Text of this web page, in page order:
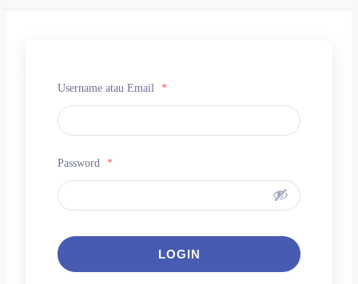
Username atau Email *
Password *
LOGIN